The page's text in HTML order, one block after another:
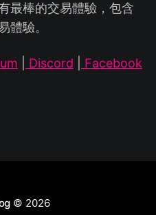
最棒的交易體驗，包含
體驗。
Discord Facebook
© 2026